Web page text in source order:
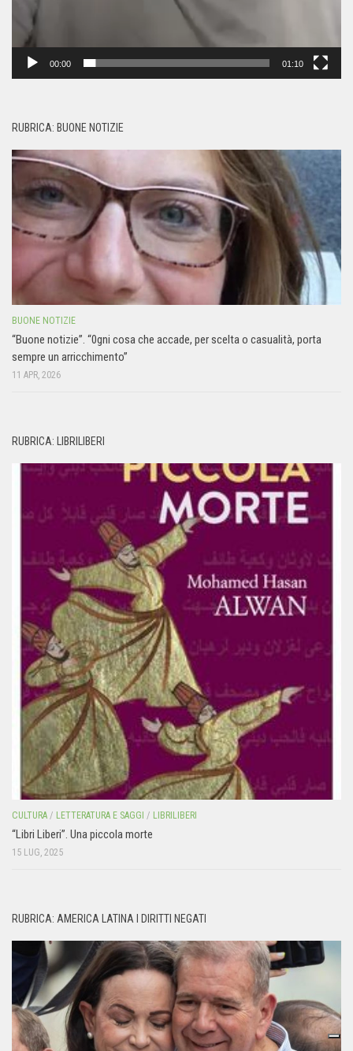
00:00 01:10
RUBRICA: BUONE NOTIZIE
BUONE NOTIZIE
“Buone notizie”. “0gni cosa che accade, per scelta o casualità, porta
sempre un arricchimento”
11 APR, 2026
RUBRICA: LIBRILIBERI
CULTURA / LETTERATURA E SAGGI / LIBRILIBERI
“Libri Liberi”. Una piccola morte
15 LUG, 2025
RUBRICA: AMERICA LATINA I DIRITTI NEGATI